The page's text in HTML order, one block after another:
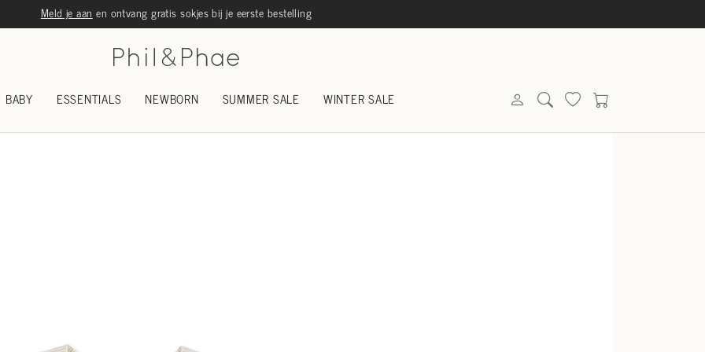
Meld je aan en ontvang gratis sokjes bij je eerste bestelling
BABY ESSENTIALS NEWBORN SUMMER SALE WINTER SALE